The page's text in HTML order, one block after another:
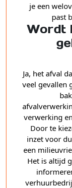
je een
past
Wordt
Ja, het afval
veel gevallen
verwerking
Door te
inzet voor
een
Het is altijd